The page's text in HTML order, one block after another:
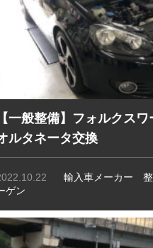
一般整備】フォルクスワーゲ
ルタネータ交換
輸入車メーカー
ゲン